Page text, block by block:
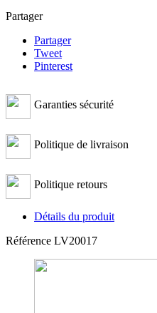
Partager
Partager
Tweet
Pinterest
Garanties sécurité
Politique de livraison
Politique retours
Détails du produit
Référence LV20017